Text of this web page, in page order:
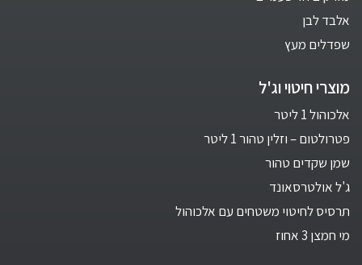
אלבד לבן
שפדלים מעץ
מוצרי חיטוי וג'ל
אלכוהול 1 ליטר
פטרולטום – וזלין טהור 1 ליטר
שמן שקדים טהור
ג'ל אולטרסאונד
תרסיס לחיטוי משטחים עם אלכוהול
מי חמצן 3 אחוז